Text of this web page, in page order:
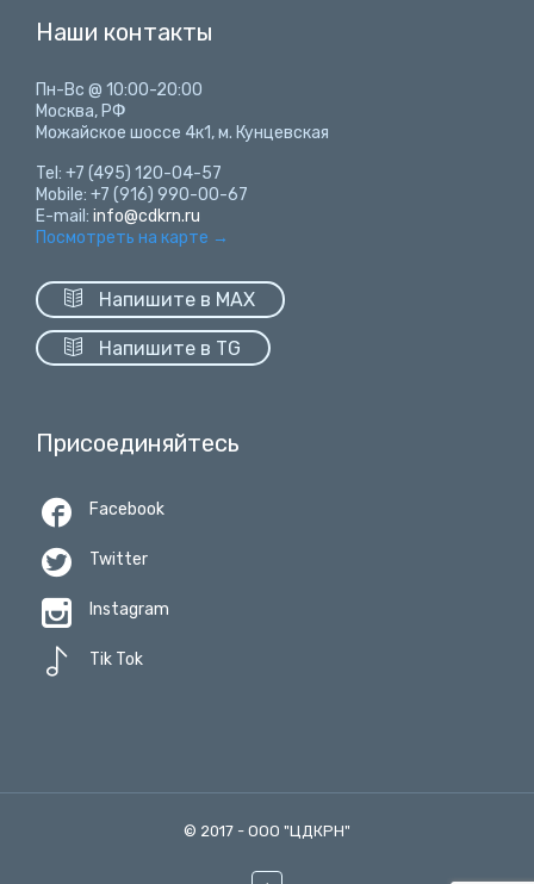
Наши контакты
Пн-Вс @ 10:00-20:00
Москва, РФ
Можайское шоссе 4к1, м. Кунцевская
Tel: +7 (495) 120-04-57
Mobile: +7 (916) 990-00-67
E-mail: info@cdkrn.ru
Посмотреть на карте →
 Напишите в MAX
 Напишите в TG
Присоединяйтесь
 Facebook
 Twitter
 Instagram
 Tik Tok
© 2017 - ООО "ЦДКРН"